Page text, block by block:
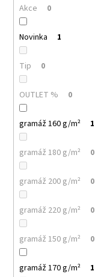
Akce 0
Novinka 1
Tip 0
OUTLET % 0
gramáž 160 g/m² 1
gramáž 180 g/m² 0
gramáž 200 g/m² 0
gramáž 220 g/m² 0
gramáž 150 g/m² 0
gramáž 170 g/m² 1
m
MULTIFUNKČNÍ
ŠÁTEK
NANUK
32
Kč